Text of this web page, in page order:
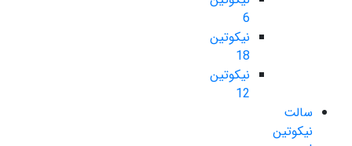
6
نیکوتین
18
نیکوتین
12
سالت
نیکوتین